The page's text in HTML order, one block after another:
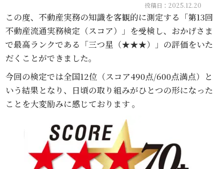
投稿日：2025.12.20
この度、不動産実務の知識を客観的に測定する「第13回
不動産流通実務検定（スコア）」を受検し、おかげさま
で最高ランクである「三つ星（★★★）」の評価をいた
だくことができました。
今回の検定では全国12位（スコア490点/600点満点）と
いう結果となり、日頃の取り組みがひとつの形になった
ことを大変励みに感じております。